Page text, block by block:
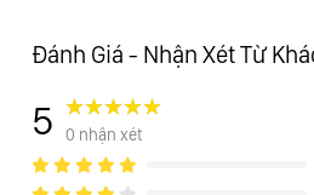
🛠THÔNG TIN BẢO HÀNH🛠
Đánh Giá - Nhận Xét Từ
5 0 nhận xét